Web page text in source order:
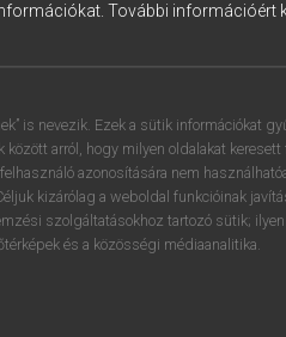
nagyszótár
További információért
is nevezik. Ezek a sütik információkat
arról, hogy milyen oldalakat keresett
azonosítására nem
kizárólag a weboldal funkcióinak
szolgáltatásokhoz tartozó sütik;
és a közösségi médiaanalitika.
5 6 7 8 9
t z u i
g h j k l é
v b n m , .